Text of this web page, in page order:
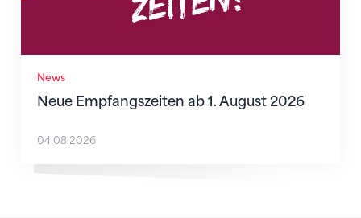
News
Neue Empfangszeiten ab 1. August 2026
04.08.2026